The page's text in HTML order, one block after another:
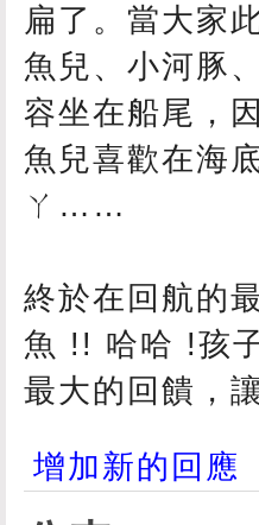
扁了。當大家
魚兒、小河豚
容坐在船尾，
魚兒喜歡在海
ㄚ……
終於在回航的
魚 !! 哈哈 !孩
最大的回饋，
增加新的回應